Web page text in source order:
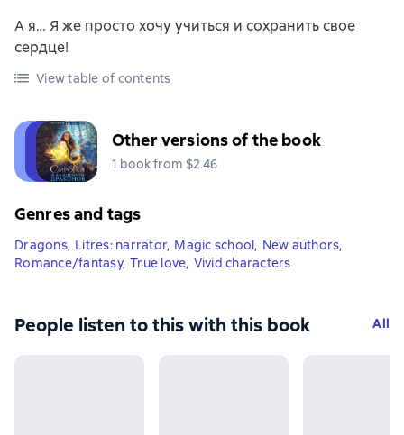
А я… Я же просто хочу учиться и сохранить свое
сердце!
View table of contents
Other versions of the book
1 book from $2.46
Genres and tags
Dragons, Litres: narrator, Magic school, New authors,
Romance/fantasy, True love, Vivid characters
People listen to this with this book All